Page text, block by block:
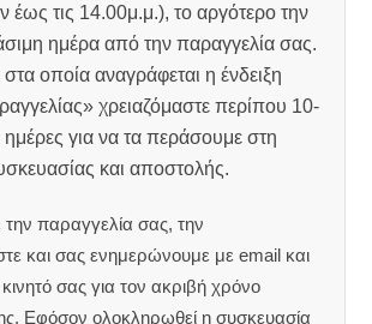
έως τις 14.00μ.μ.), το αργότερο την
ημέρα από την παραγγελία σας.
οποία αναγράφεται η ένδειξη
χρειαζόμαστε περίπου 10-
ημέρες για να τα περάσουμε στη
και αποστολής.
παραγγελία σας, την
και σας ενημερώνουμε με email και
σας για τον ακριβή χρόνο
Εφόσον ολοκληρωθεί η συσκευασία